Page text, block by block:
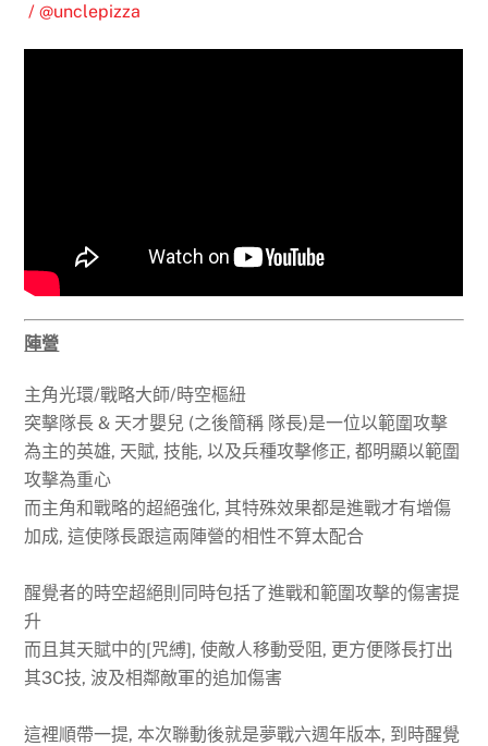
/ @unclepizza
陣營
主角光環/戰略大師/時空樞紐
突擊隊長 & 天才嬰兒 (之後簡稱 隊長)是一位以範圍攻擊
為主的英雄, 天賦, 技能, 以及兵種攻擊修正, 都明顯以範圍
攻擊為重心
而主角和戰略的超絕強化, 其特殊效果都是進戰才有增傷
加成, 這使隊長跟這兩陣營的相性不算太配合
醒覺者的時空超絕則同時包括了進戰和範圍攻擊的傷害提
升
而且其天賦中的[咒縛], 使敵人移動受阻, 更方便隊長打出
其3C技, 波及相鄰敵軍的追加傷害
這裡順帶一提, 本次聯動後就是夢戰六週年版本, 到時醒覺